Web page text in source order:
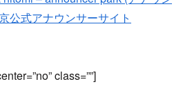
公式アナウンサーサイト
class=””]